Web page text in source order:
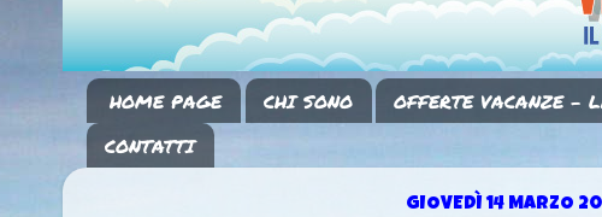
HOME PAGE CHI SONO OFFERTE VACANZE -
CONTATTI
GIOVEDÌ 14 MARZO